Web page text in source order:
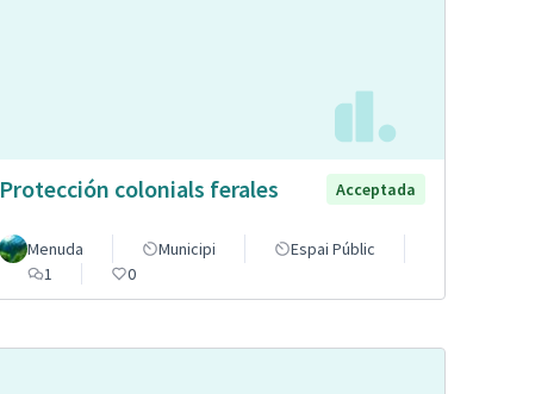
Protección colonials ferales Acceptada
Menuda Municipi
Espai Públic
1
0